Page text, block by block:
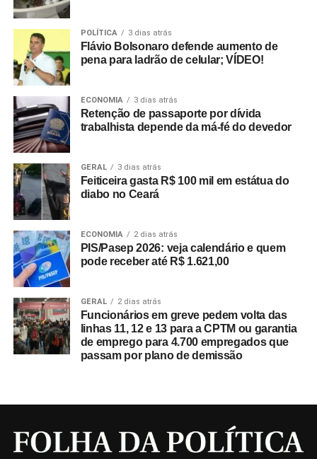
POLÍTICA 3 dias atrás
Flávio Bolsonaro defende aumento de
pena para ladrão de celular; VÍDEO!
ECONOMIA 3 dias atrás
Retenção de passaporte por dívida
trabalhista depende da má-fé do devedor
GERAL 3 dias atrás
Feiticeira gasta R$ 100 mil em estátua do
diabo no Ceará
ECONOMIA 2 dias atrás
PIS/Pasep 2026: veja calendário e quem
pode receber até R$ 1.621,00
GERAL 2 dias atrás
Funcionários em greve pedem volta das
linhas 11, 12 e 13 para a CPTM ou garantia
de emprego para 4.700 empregados que
passam por plano de demissão